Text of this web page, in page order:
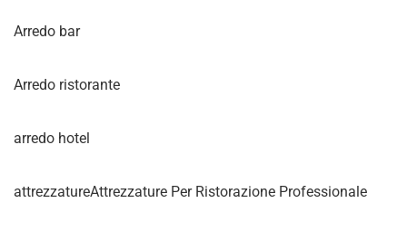
Arredo bar
Arredo ristorante
arredo hotel
attrezzatureAttrezzature Per Ristorazione Professionale